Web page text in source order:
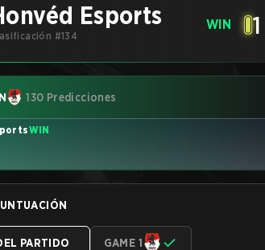
Esports
#134
WIN 1
130 Predicciones
WIN
PARTIDO GAME 1